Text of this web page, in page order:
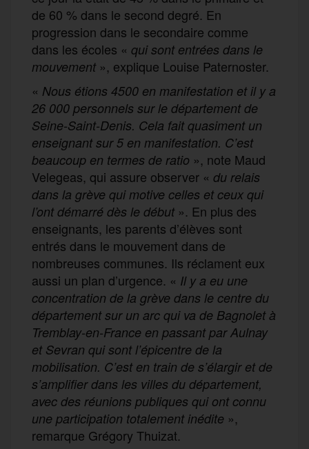
de 60 % dans le second degré. En
progression dans le secondaire comme
dans les écoles « qui sont entrées dans le
mouvement», explique Louise Paternoster.
« Nous étions 4500 en manifestation et il y a
26 000 personnels sur le départementde
Seine-Saint-Denis. Cela fait quasiment un
enseignantsur 5 en manifestation. C’est
beaucoup en termes de ratio », note Maud
Velegeas, qui assure observer « du relais
dans la grève qui motive celles et ceux qui
l’ont démarré dès le début». En plus des
enseignants, les parents d’élèves sont
entrés dans le mouvement dans de
nombreuses communes. Ils réclament eux
aussi un plan d’urgence. « Il y a eu une
concentration de la grève dans le centre du
département sur un arc qui va de Bagnolet à
Tremblay-en-France en passant par Aulnay
et Sevran qui sont l’épicentre de la
mobilisation. C’est en train de s’élargir et de
s’amplifier dans les villes du département,
avec des réunions publiques qui ont connu
une participation totalement inédite »,
remarque Grégory Thuizat.